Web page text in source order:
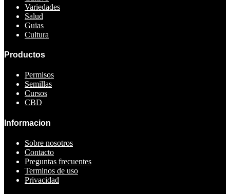
Variedades
Salud
Guias
Cultura
Productos
Permisos
Semillas
Cursos
CBD
Informacion
Sobre nosotros
Contacto
Preguntas frecuentes
Terminos de uso
Privacidad